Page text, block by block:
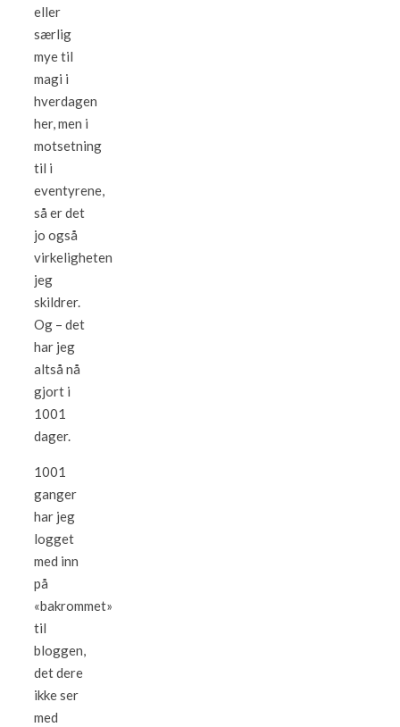
eller
særlig
mye til
magi i
hverdagen
her, men i
motsetning
til i
eventyrene,
så er det
jo også
virkeligheten
jeg
skildrer.
Og – det
har jeg
altså nå
gjort i
1001
dager.
1001
ganger
har jeg
logget
med inn
på
«bakrommet»
til
bloggen,
det dere
ikke ser
med